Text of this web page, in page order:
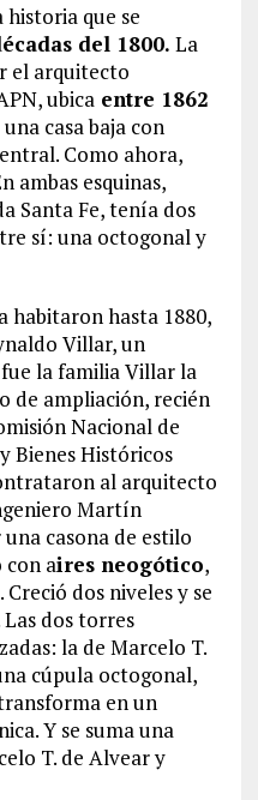
que se
del 1800. La
el arquitecto
ubicaentre 1862
casa baja con
Como ahora,
ambas esquinas,
Santa Fe, tenía dos
sí: una octogonal y
habitaron hasta 1880,
Villar, un
la familia Villar la
de ampliación, recién
Nacional de
Bienes Históricos
al arquitecto
Martín
casona de estilo
aires neogótico,
dos niveles y se
dos torres
la de Marcelo T.
cúpula octogonal,
en un
Y se suma una
T. de Alvear y